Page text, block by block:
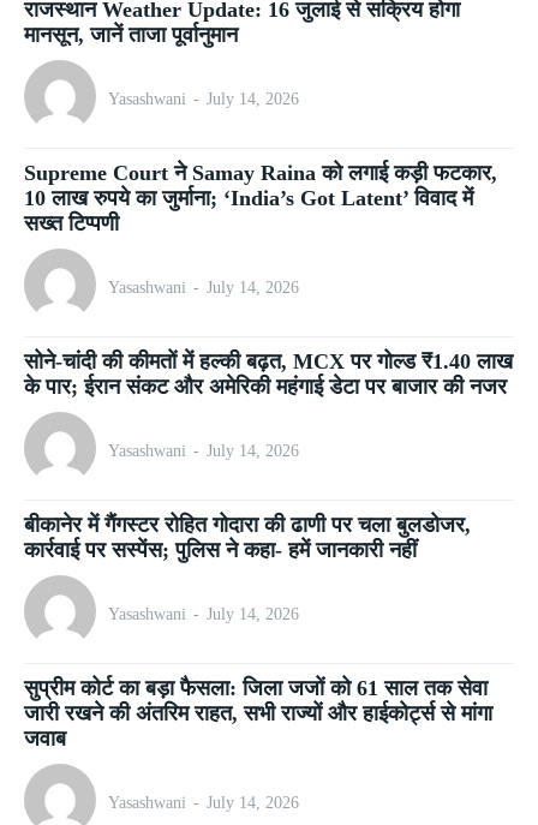
राजस्थान Weather Update: 16 जुलाई से सक्रिय होगा
मानसून, जानें ताजा पूर्वानुमान
Yasashwani - July 14, 2026
Supreme Court ने Samay Raina को लगाई कड़ी फटकार,
10 लाख रुपये का जुर्माना; ‘India’s Got Latent’ विवाद में
सख्त टिप्पणी
Yasashwani - July 14, 2026
सोने-चांदी की कीमतों में हल्की बढ़त, MCX पर गोल्ड ₹1.40 लाख
के पार; ईरान संकट और अमेरिकी महंगाई डेटा पर बाजार की नजर
Yasashwani - July 14, 2026
बीकानेर में गैंगस्टर रोहित गोदारा की ढाणी पर चला बुलडोजर,
कार्रवाई पर सस्पेंस; पुलिस ने कहा- हमें जानकारी नहीं
Yasashwani - July 14, 2026
सुप्रीम कोर्ट का बड़ा फैसला: जिला जजों को 61 साल तक सेवा
जारी रखने की अंतरिम राहत, सभी राज्यों और हाईकोर्ट्स से मांगा
जवाब
Yasashwani - July 14, 2026